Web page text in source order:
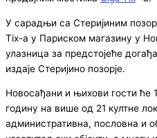
У сарадњи са Стеријиним
Tix-а у Париском магазину у
улазница за предстојеће
издаје Стеријино позорје.
Новосађани и њихови гости ће
годину на више од 21 култне
административна, пословна и